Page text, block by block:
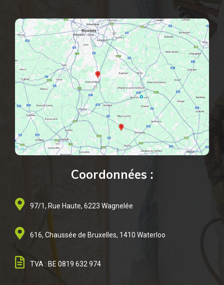
Coordonnées :
97/1, Rue Haute, 6223 Wagnelée
616, Chaussée de Bruxelles, 1410 Waterloo
TVA : BE 0819 632 974